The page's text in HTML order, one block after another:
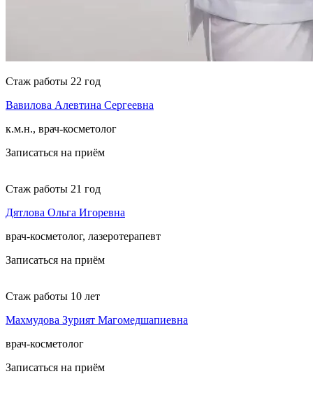
Стаж работы 22 год
Вавилова Алевтина Сергеевна
к.м.н., врач-косметолог
Записаться на приём
Стаж работы 21 год
Дятлова Ольга Игоревна
врач-косметолог, лазеротерапевт
Записаться на приём
Стаж работы 10 лет
Махмудова Зурият Магомедшапиевна
врач-косметолог
Записаться на приём